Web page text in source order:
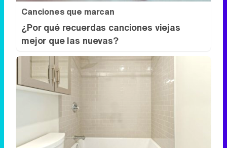
Canciones que marcan
¿Por qué recuerdas canciones viejas
mejor que las nuevas?